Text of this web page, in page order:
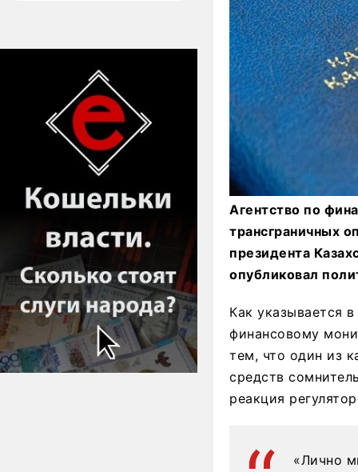
Агентство по
трансграничных
президента
опубликовал
Как указывается в
финансовому
тем, что один из
средств
реакция
«Лично